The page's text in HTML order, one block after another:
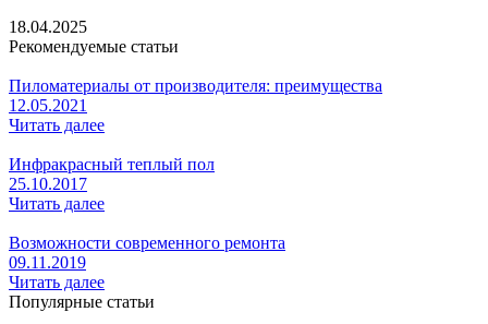
18.04.2025
Рекомендуемые статьи
Пиломатериалы от производителя: преимущества
12.05.2021
Читать далее
Инфракрасный теплый пол
25.10.2017
Читать далее
Возможности современного ремонта
09.11.2019
Читать далее
Популярные статьи